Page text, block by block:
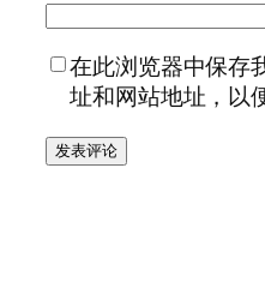
在此浏览器中保存
址和网站地址，以